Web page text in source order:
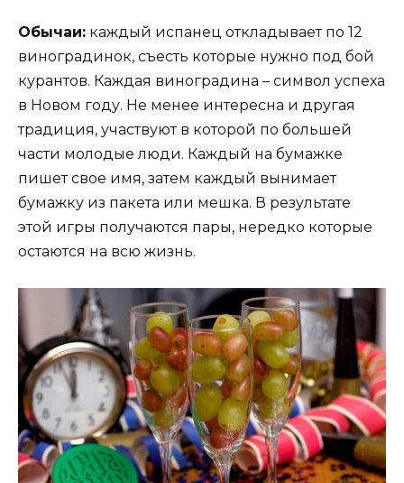
Обычаи: каждый испанец откладывает по 12
виноградинок, съесть которые нужно под бой
курантов. Каждая виноградина – символ успеха
в Новом году. Не менее интересна и другая
традиция, участвуют в которой по большей
части молодые люди. Каждый на бумажке
пишет свое имя, затем каждый вынимает
бумажку из пакета или мешка. В результате
этой игры получаются пары, нередко которые
остаются на всю жизнь.